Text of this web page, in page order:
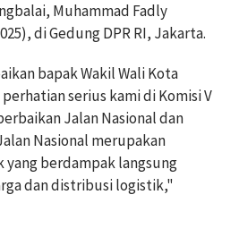
Muhammad Fadly
di Gedung DPR RI, Jakarta.
bapak Wakil Wali Kota
serius kami di Komisi V
Jalan Nasional dan
Nasional merupakan
berdampak langsung
dan distribusi logistik,"